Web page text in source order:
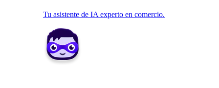
Tu asistente de IA experto en comercio.